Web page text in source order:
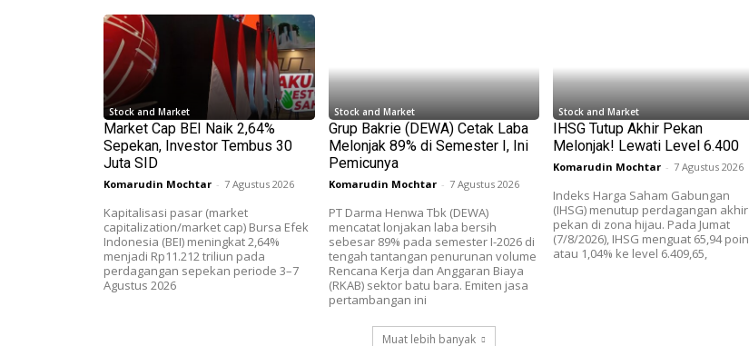
Stock and Market
Market Cap BEI Naik 2,64%
Sepekan, Investor Tembus 30
Juta SID
Komarudin Mochtar - 7 Agustus 2026
Kapitalisasi pasar (market
capitalization/market cap) Bursa Efek
Indonesia (BEI) meningkat 2,64%
menjadi Rp11.212 triliun pada
perdagangan sepekan periode 3–7
Agustus 2026
Stock and Market
Grup Bakrie (DEWA) Cetak Laba
Melonjak 89% di Semester I, Ini
Pemicunya
Komarudin Mochtar - 7 Agustus 2026
PT Darma Henwa Tbk (DEWA)
mencatat lonjakan laba bersih
sebesar 89% pada semester I-2026 di
tengah tantangan penurunan volume
Rencana Kerja dan Anggaran Biaya
(RKAB) sektor batu bara. Emiten jasa
pertambangan ini
Stock and Market
IHSG Tutup Akhir Pekan
Melonjak! Lewati Level 6.400
Komarudin Mochtar - 7 Agustus 2026
Indeks Harga Saham Gabungan
(IHSG) menutup perdagangan akhir
pekan di zona hijau. Pada Jumat
(7/8/2026), IHSG menguat 65,94 poin
atau 1,04% ke level 6.409,65,
Muat lebih banyak